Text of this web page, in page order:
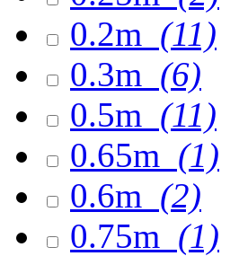
0.2m (11)
0.3m (6)
0.5m (11)
0.65m (1)
0.6m (2)
0.75m (1)